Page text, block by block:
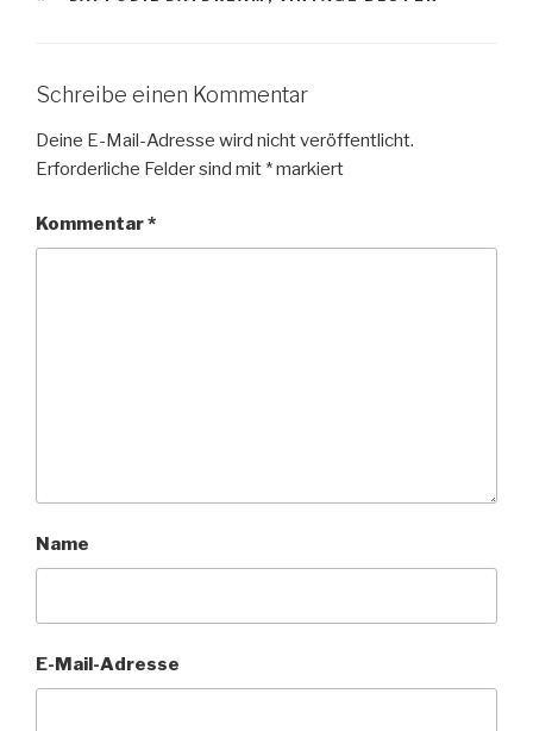
Schreibe einen Kommentar
Deine E-Mail-Adresse wird nicht veröffentlicht.
Erforderliche Felder sind mit *markiert
Kommentar*
Name
E-Mail-Adresse